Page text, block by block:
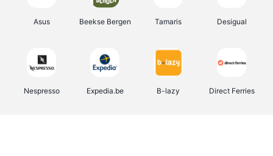
Asus Beekse Bergen Tamaris Desigual
Nespresso Expedia.be B-lazy Direct Ferries